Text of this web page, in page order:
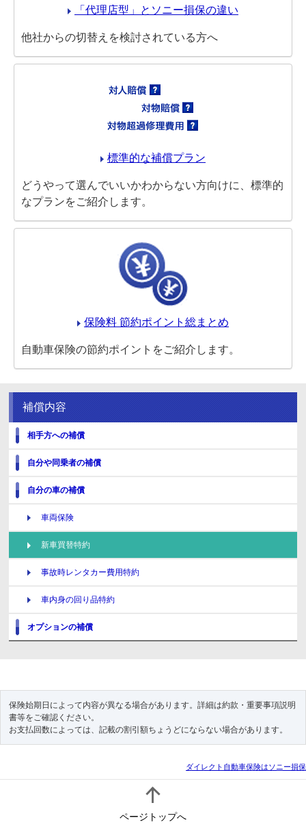
「代理店型」とソニー損保の違い
他社からの切替えを検討されている方へ
標準的な補償プラン
どうやって選んでいいかわからない方向けに、標準的
なプランをご紹介します。
保険料 節約ポイント総まとめ
自動車保険の節約ポイントをご紹介します。
補償内容
相手方への補償
自分や同乗者の補償
自分の車の補償
車両保険
新車買替特約
事故時レンタカー費用特約
車内身の回り品特約
オプションの補償
保険始期日によって内容が異なる場合があります。詳細は約款・重要事項説明
書等をご確認ください。
お支払回数によっては、記載の割引額ちょうどにならない場合があります。
ダイレクト自動車保険はソニー損保
ページトップへ